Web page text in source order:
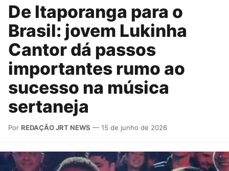
De Itaporanga para o
Brasil: jovem Lukinha
Cantor dá passos
importantes rumo ao
sucesso na música
sertaneja
Por REDAÇÃO JRT NEWS — 15 de junho de 2026